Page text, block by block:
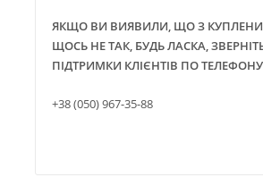
ЯКЩО ВИ ВИЯВИЛИ, ЩО З
ЩОСЬ НЕ ТАК, БУДЬ ЛАСКА,
ПІДТРИМКИ КЛІЄНТІВ ПО
+38 (050) 967-35-88